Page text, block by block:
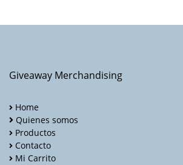
Giveaway Merchandising
Home
Quienes somos
Productos
Contacto
Mi Carrito